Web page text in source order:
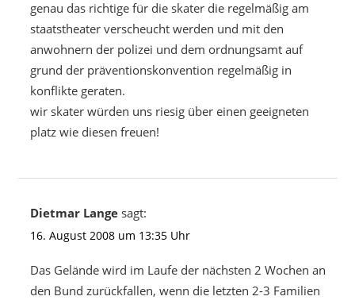
genau das richtige für die skater die regelmäßig am
staatstheater verscheucht werden und mit den
anwohnern der polizei und dem ordnungsamt auf
grund der präventionskonvention regelmäßig in
konflikte geraten.
wir skater würden uns riesig über einen geeigneten
platz wie diesen freuen!
Dietmar Lange sagt:
16. August 2008 um 13:35 Uhr
Das Gelände wird im Laufe der nächsten 2 Wochen an
den Bund zurückfallen, wenn die letzten 2-3 Familien